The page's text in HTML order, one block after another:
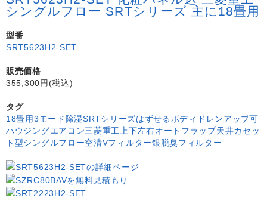
シングルフロー SRTシリーズ 主に18畳用
型番
SRT5623H2-SET
販売価格
355,300円(税込)
タグ
18畳用3モード除湿SRTシリーズはずせるボディ ドレンアップ可
ハウジングエアコン三菱重工 上下左右オートフラップ天井カセッ
ト型シングルフロー空清Vフィルター銀脱臭フィルター